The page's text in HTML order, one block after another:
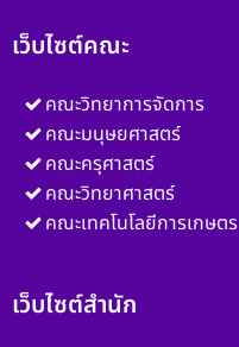
เว็บไซต์คณะ
คณะวิทยาการจัดการ
คณะมนุษยศาสตร์
คณะครุศาสตร์
คณะวิทยาศาสตร์
คณะเทคโนโลยีการเกษตร
เว็บไซต์สำนัก